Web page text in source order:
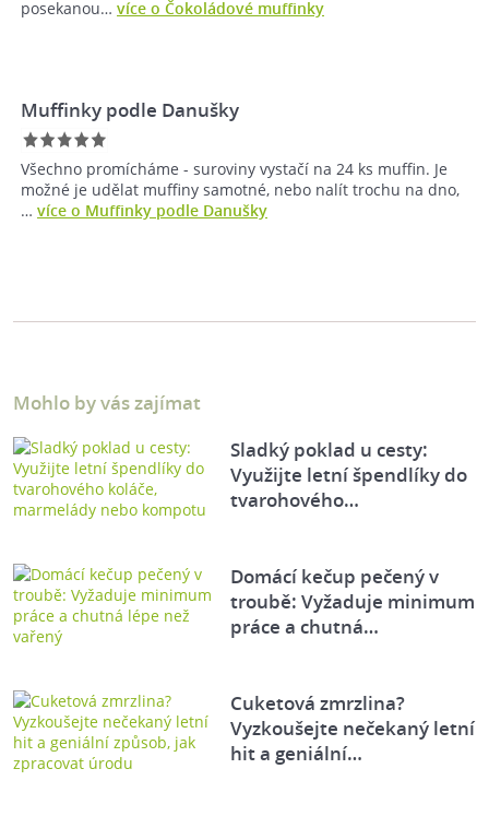
posekanou… více o Čokoládové muffinky
Muffinky podle Danušky
Všechno promícháme - suroviny vystačí na 24 ks muffin. Je
možné je udělat muffiny samotné, nebo nalít trochu na dno,
… více o Muffinky podle Danušky
Mohlo by vás zajímat
Sladký poklad u cesty:
Využijte letní špendlíky do
tvarohového…
Domácí kečup pečený v
troubě: Vyžaduje minimum
práce a chutná…
Cuketová zmrzlina?
Vyzkoušejte nečekaný letní
hit a geniální…